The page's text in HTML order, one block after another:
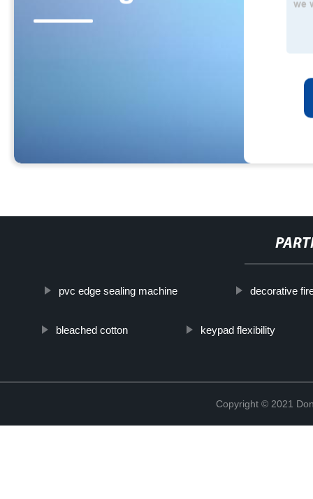
pvc edge sealing machine decorative
bleached cotton keypad flexibility
Copyright © 2021